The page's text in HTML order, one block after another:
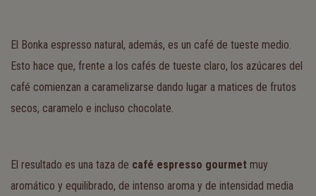
El Bonka espresso natural, además, es un café de tueste medio.
Esto hace que, frente a los cafés de tueste claro, los azúcares del
café comienzan a caramelizarse dando lugar a matices de frutos
secos, caramelo e incluso chocolate.
El resultado es una taza de café espresso gourmet muy
aromático y equilibrado, de intenso aroma y de intensidad media